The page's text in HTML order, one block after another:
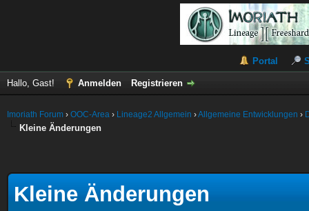
Portal
Hallo, Gast! Anmelden Registrieren
Imoriath Forum › OOC-Area › Lineage2 Allgemein ›Allgemeine Entwicklungen ›
Kleine Änderungen
Kleine Änderungen